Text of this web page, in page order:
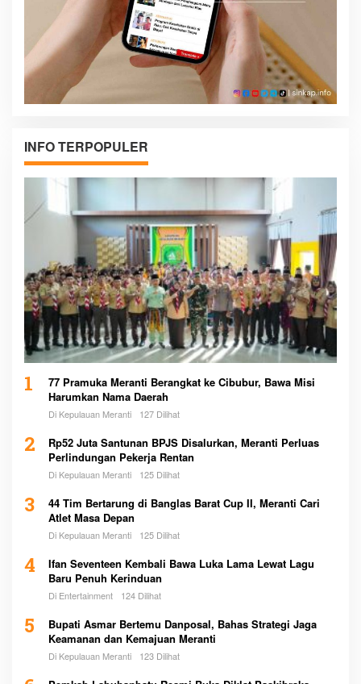
INFO TERPOPULER
1
77 Pramuka Meranti Berangkat ke Cibubur, Bawa Misi
Harumkan Nama Daerah
Di Kepulauan Meranti 127 Dilihat
2
Rp52 Juta Santunan BPJS Disalurkan, Meranti Perluas
Perlindungan Pekerja Rentan
Di Kepulauan Meranti 125 Dilihat
3
44 Tim Bertarung di Banglas Barat Cup II, Meranti Cari
Atlet Masa Depan
Di Kepulauan Meranti 125 Dilihat
4
Ifan Seventeen Kembali Bawa Luka Lama Lewat Lagu
Baru Penuh Kerinduan
Di Entertainment 124 Dilihat
5
Bupati Asmar Bertemu Danposal, Bahas Strategi Jaga
Keamanan dan Kemajuan Meranti
Di Kepulauan Meranti 123 Dilihat